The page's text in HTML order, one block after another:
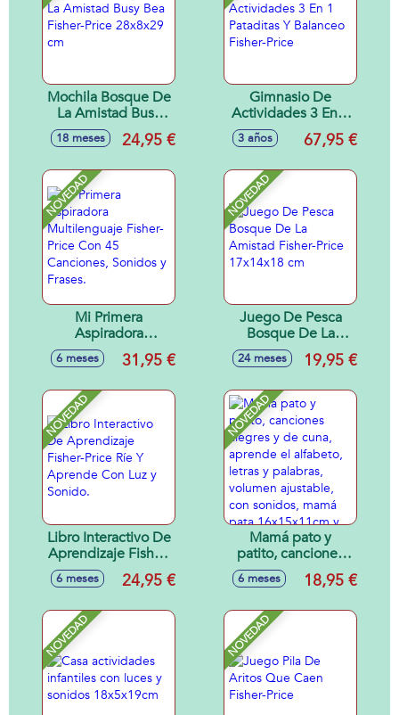
Mochila Bosque De
La Amistad Busy
Bea Fisher-Price
28x8x29 cm
18 meses 24,95 €
Gimnasio De
Actividades 3 En 1
Pataditas Y
Balanceo Fisher-
3 años 67,95 €
NOVEDAD
Mi Primera
Aspiradora
Multilenguaje
Fisher-Price Con 45
y Frases.
6 meses 31,95 €
NOVEDAD
Juego De Pesca
Bosque De La
Amistad Fisher-
Price 17x14x18 cm
24 meses 19,95 €
NOVEDAD
Libro Interactivo De
Aprendizaje Fisher-
Price Ríe Y
Aprende Con Luz y
6 meses 24,95 €
NOVEDAD
Mamá pato y
patito, canciones
alegres y de cuna,
aprende el
palabras, volumen
ajustable, con
sonidos, mamá
pata 16x15x11cm y
patito 6x6x4cm
6 meses 18,95 €
NOVEDAD NOVEDAD